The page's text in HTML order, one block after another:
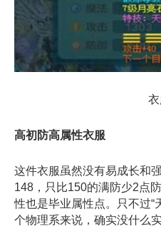
衣
高初防高属性衣服
这件衣服虽然没有易成长和
148，只比150的满防少2点
性也是毕业属性点。只不过“
个物理系来说，确实没什么